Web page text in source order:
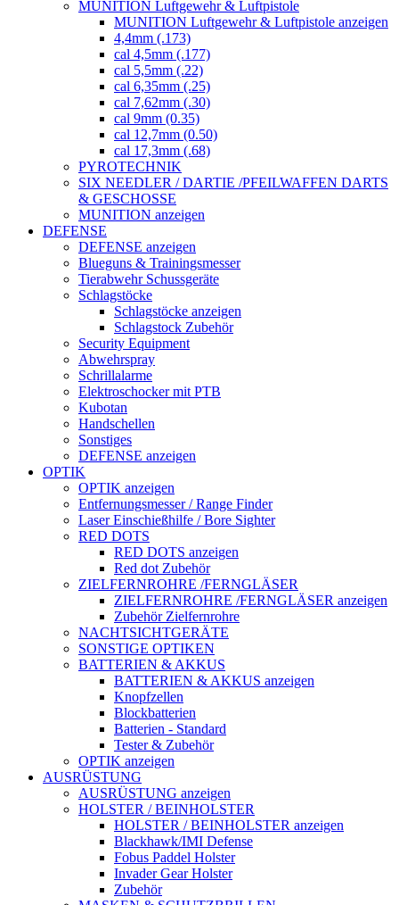
MUNITION Luftgewehr & Luftpistole
MUNITION Luftgewehr & Luftpistole anzeigen
4,4mm (.173)
cal 4,5mm (.177)
cal 5,5mm (.22)
cal 6,35mm (.25)
cal 7,62mm (.30)
cal 9mm (0.35)
cal 12,7mm (0.50)
cal 17,3mm (.68)
PYROTECHNIK
SIX NEEDLER / DARTIE /PFEILWAFFEN DARTS
& GESCHOSSE
MUNITION anzeigen
DEFENSE
DEFENSE anzeigen
Blueguns & Trainingsmesser
Tierabwehr Schussgeräte
Schlagstöcke
Schlagstöcke anzeigen
Schlagstock Zubehör
Security Equipment
Abwehrspray
Schrillalarme
Elektroschocker mit PTB
Kubotan
Handschellen
Sonstiges
DEFENSE anzeigen
OPTIK
OPTIK anzeigen
Entfernungsmesser / Range Finder
Laser Einschießhilfe / Bore Sighter
RED DOTS
RED DOTS anzeigen
Red dot Zubehör
ZIELFERNROHRE /FERNGLÄSER
ZIELFERNROHRE /FERNGLÄSER anzeigen
Zubehör Zielfernrohre
NACHTSICHTGERÄTE
SONSTIGE OPTIKEN
BATTERIEN & AKKUS
BATTERIEN & AKKUS anzeigen
Knopfzellen
Blockbatterien
Batterien - Standard
Tester & Zubehör
OPTIK anzeigen
AUSRÜSTUNG
AUSRÜSTUNG anzeigen
HOLSTER / BEINHOLSTER
HOLSTER / BEINHOLSTER anzeigen
Blackhawk/IMI Defense
Fobus Paddel Holster
Invader Gear Holster
Zubehör